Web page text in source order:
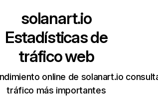
solanart.io
Estadísticas de
tráfico web
online de solanart.io
tráfico más importantes